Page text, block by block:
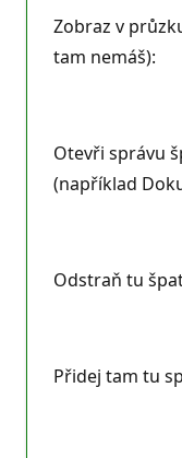
b
o
d
Zobraz v
tam nemáš):
Otevři správu
(například
Odstraň tu
Přidej tam tu